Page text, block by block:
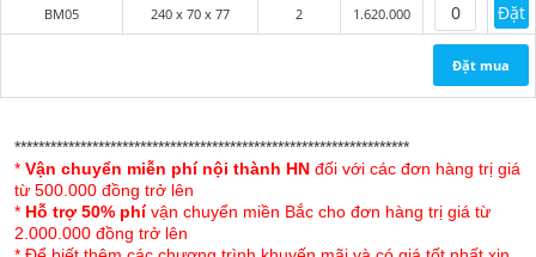
- Trọng lượng bao bì: 7.3 kgs
- Sử dụng: 240 x 70 x 77.0 cm
- Đóng gói: 113 x 14.5 x 19.5 cm
BM05 240 x 70 x 77 2 1.620.000 Đặt
Đặt mua
******************************************************************
* Vận chuyển miễn phí nội thành HN đối với các đơn hàng trị giá
từ 500.000 đồng trở lên
* Hỗ trợ 50% phívận chuyển miền Bắc cho đơn hàng trị giá từ
2.000.000 đồng trở lên